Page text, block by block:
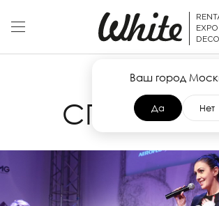
EXPO
Ваш город
Да Нет
9 ОКТЯБРЯ 2014
СПММФ-